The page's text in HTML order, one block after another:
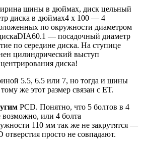
шины в дюймах, диск цельный
диска в дюймах4 х 100 — 4
по окружности диаметром
— посадочный диаметр
по середине диска. На ступице
цилиндрический выступ
диска!
5.5, 6.5 или 7, но тогда и шины
же этот размер связан с ЕТ.
PCD. Понятно, что 5 болтов в 4
возможно, или 4 болта
110 мм так же не закрутятся —
просто не совпадают.